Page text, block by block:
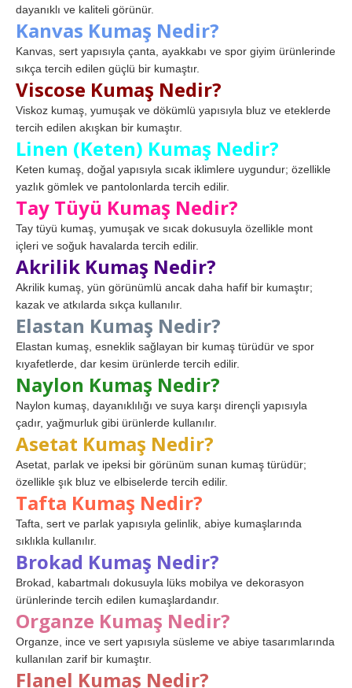
dayanıklı ve kaliteli görünür.
Kanvas Kumaş Nedir?
Kanvas, sert yapısıyla çanta, ayakkabı ve spor giyim ürünlerinde
sıkça tercih edilen güçlü bir kumaştır.
Viscose Kumaş Nedir?
Viskoz kumaş, yumuşak ve dökümlü yapısıyla bluz ve eteklerde
tercih edilen akışkan bir kumaştır.
Linen (Keten) Kumaş Nedir?
Keten kumaş, doğal yapısıyla sıcak iklimlere uygundur; özellikle
yazlık gömlek ve pantolonlarda tercih edilir.
Tay Tüyü Kumaş Nedir?
Tay tüyü kumaş, yumuşak ve sıcak dokusuyla özellikle mont
içleri ve soğuk havalarda tercih edilir.
Akrilik Kumaş Nedir?
Akrilik kumaş, yün görünümlü ancak daha hafif bir kumaştır;
kazak ve atkılarda sıkça kullanılır.
Elastan Kumaş Nedir?
Elastan kumaş, esneklik sağlayan bir kumaş türüdür ve spor
kıyafetlerde, dar kesim ürünlerde tercih edilir.
Naylon Kumaş Nedir?
Naylon kumaş, dayanıklılığı ve suya karşı dirençli yapısıyla
çadır, yağmurluk gibi ürünlerde kullanılır.
Asetat Kumaş Nedir?
Asetat, parlak ve ipeksi bir görünüm sunan kumaş türüdür;
özellikle şık bluz ve elbiselerde tercih edilir.
Tafta Kumaş Nedir?
Tafta, sert ve parlak yapısıyla gelinlik, abiye kumaşlarında
sıklıkla kullanılır.
Brokad Kumaş Nedir?
Brokad, kabartmalı dokusuyla lüks mobilya ve dekorasyon
ürünlerinde tercih edilen kumaşlardandır.
Organze Kumaş Nedir?
Organze, ince ve sert yapısıyla süsleme ve abiye tasarımlarında
kullanılan zarif bir kumaştır.
Flanel Kumaş Nedir?